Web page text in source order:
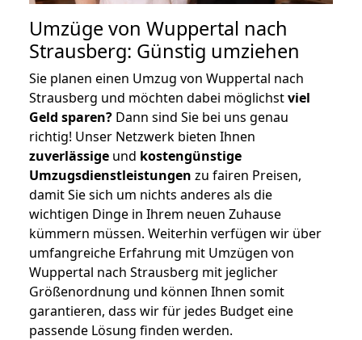
Umzüge von Wuppertal nach
Strausberg: Günstig umziehen
Sie planen einen Umzug von Wuppertal nach
Strausberg und möchten dabei möglichstviel
Geld sparen? Dann sind Sie bei uns genau
richtig! Unser Netzwerk bieten Ihnen
zuverlässige und kostengünstige
Umzugsdienstleistungen zu fairen Preisen,
damit Sie sich um nichts anderes als die
wichtigen Dinge in Ihrem neuen Zuhause
kümmern müssen. Weiterhin verfügen wir über
umfangreiche Erfahrung mit Umzügen von
Wuppertal nach Strausberg mit jeglicher
Größenordnung und können Ihnen somit
garantieren, dass wir für jedes Budget eine
passende Lösung finden werden.